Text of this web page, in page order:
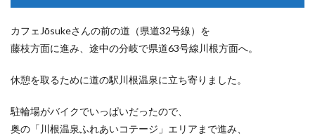
カフェJōsukeさんの前の道（県道32号線）を
藤枝方面に進み、途中の分岐で県道63号線川根方面へ。
休憩を取るために道の駅川根温泉に立ち寄りました。
駐輪場がバイクでいっぱいだったので、
奥の「川根温泉ふれあいコテージ」エリアまで進み、